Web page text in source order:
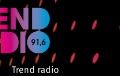
Trend radio